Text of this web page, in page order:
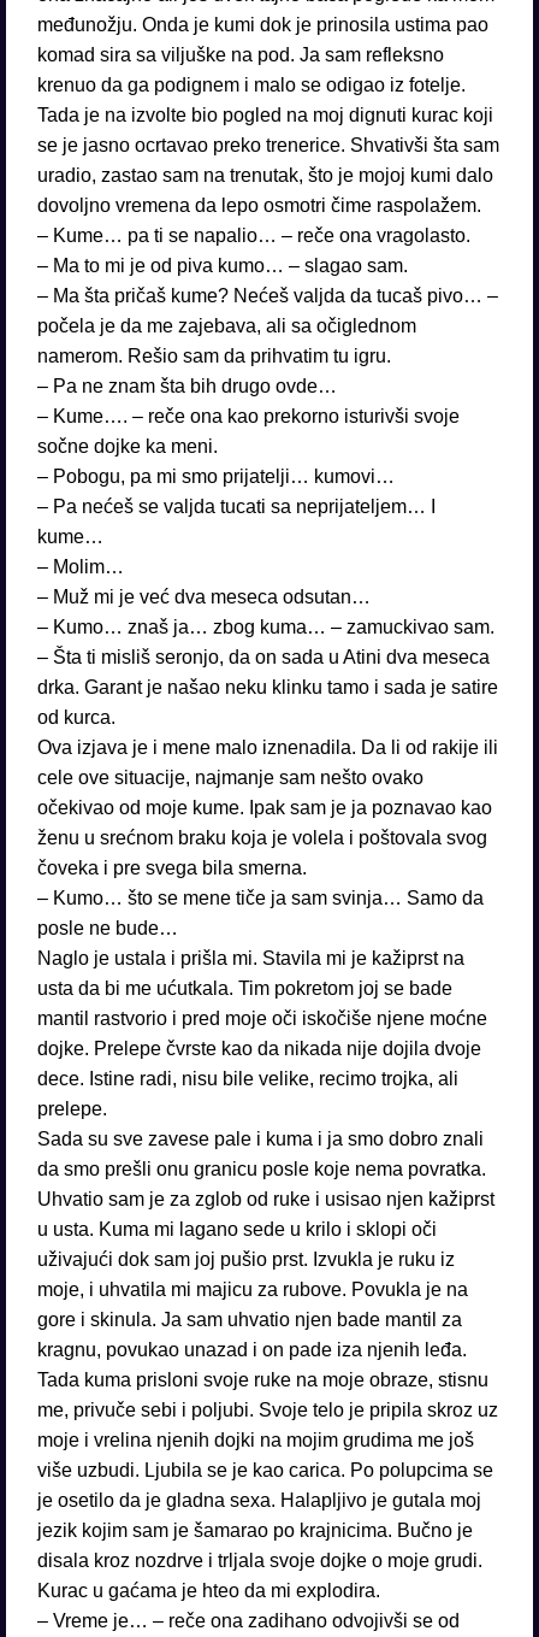
međunožju. Onda je kumi dok je prinosila ustima pao
komad sira sa viljuške na pod. Ja sam refleksno
krenuo da ga podignem i malo se odigao iz fotelje.
Tada je na izvolte bio pogled na moj dignuti kurac koji
se je jasno ocrtavao preko trenerice. Shvativši šta sam
uradio, zastao sam na trenutak, što je mojoj kumi dalo
dovoljno vremena da lepo osmotri čime raspolažem.
– Kume… pa ti se napalio… – reče ona vragolasto.
– Ma to mi je od piva kumo… – slagao sam.
– Ma šta pričaš kume? Nećeš valjda da tucaš pivo… –
počela je da me zajebava, ali sa očiglednom
namerom. Rešio sam da prihvatim tu igru.
– Pa ne znam šta bih drugo ovde…
– Kume…. – reče ona kao prekorno isturivši svoje
sočne dojke ka meni.
– Pobogu, pa mi smo prijatelji… kumovi…
– Pa nećeš se valjda tucati sa neprijateljem… I
kume…
– Molim…
– Muž mi je već dva meseca odsutan…
– Kumo… znaš ja… zbog kuma… – zamuckivao sam.
– Šta ti misliš seronjo, da on sada u Atini dva meseca
drka. Garant je našao neku klinku tamo i sada je satire
od kurca.
Ova izjava je i mene malo iznenadila. Da li od rakije ili
cele ove situacije, najmanje sam nešto ovako
očekivao od moje kume. Ipak sam je ja poznavao kao
ženu u srećnom braku koja je volela i poštovala svog
čoveka i pre svega bila smerna.
– Kumo… što se mene tiče ja sam svinja… Samo da
posle ne bude…
Naglo je ustala i prišla mi. Stavila mi je kažiprst na
usta da bi me ućutkala. Tim pokretom joj se bade
mantil rastvorio i pred moje oči iskočiše njene moćne
dojke. Prelepe čvrste kao da nikada nije dojila dvoje
dece. Istine radi, nisu bile velike, recimo trojka, ali
prelepe.
Sada su sve zavese pale i kuma i ja smo dobro znali
da smo prešli onu granicu posle koje nema povratka.
Uhvatio sam je za zglob od ruke i usisao njen kažiprst
u usta. Kuma mi lagano sede u krilo i sklopi oči
uživajući dok sam joj pušio prst. Izvukla je ruku iz
moje, i uhvatila mi majicu za rubove. Povukla je na
gore i skinula. Ja sam uhvatio njen bade mantil za
kragnu, povukao unazad i on pade iza njenih leđa.
Tada kuma prisloni svoje ruke na moje obraze, stisnu
me, privuče sebi i poljubi. Svoje telo je pripila skroz uz
moje i vrelina njenih dojki na mojim grudima me još
više uzbudi. Ljubila se je kao carica. Po polupcima se
je osetilo da je gladna sexa. Halapljivo je gutala moj
jezik kojim sam je šamarao po krajnicima. Bučno je
disala kroz nozdrve i trljala svoje dojke o moje grudi.
Kurac u gaćama je hteo da mi explodira.
– Vreme je… – reče ona zadihano odvojivši se od